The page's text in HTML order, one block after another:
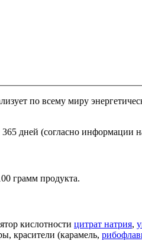
по всему миру
дней (согласно информации
грамм продукта.
кислотности цитрат натрия,
красители (карамель,